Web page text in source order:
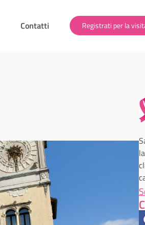
Contatti Registrati per la